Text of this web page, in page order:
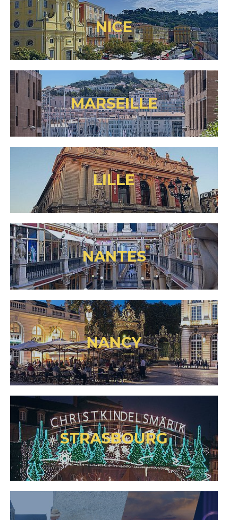
NICE
MARSEILLE
LILLE
NANTES
NANCY
STRASBOURG